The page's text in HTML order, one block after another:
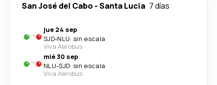
San José del Cabo -Santa Lucia 7 días
jue 24 sep
SJD-NLU· sin escala
Viva Aerobus
mié 30 sep
NLU-SJD· sin escala
Viva Aerobus